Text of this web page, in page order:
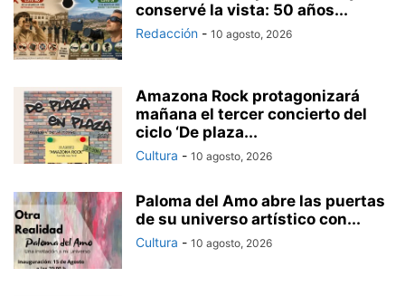
conservé la vista: 50 años...
Redacción - 10 agosto, 2026
Amazona Rock protagonizará
mañana el tercer concierto del
ciclo ‘De plaza...
Cultura - 10 agosto, 2026
Paloma del Amo abre las puertas
de su universo artístico con...
Cultura - 10 agosto, 2026